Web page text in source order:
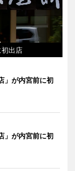
出店
」が内宮前に初
」が内宮前に初